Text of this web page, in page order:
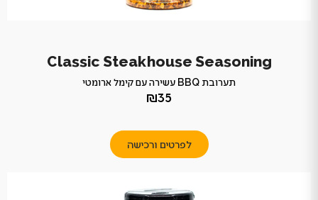
Classic Steakhouse Seasoning
תערובת BBQ עשירה עם קימל ארומטי
₪35
לפרטים ורכישה